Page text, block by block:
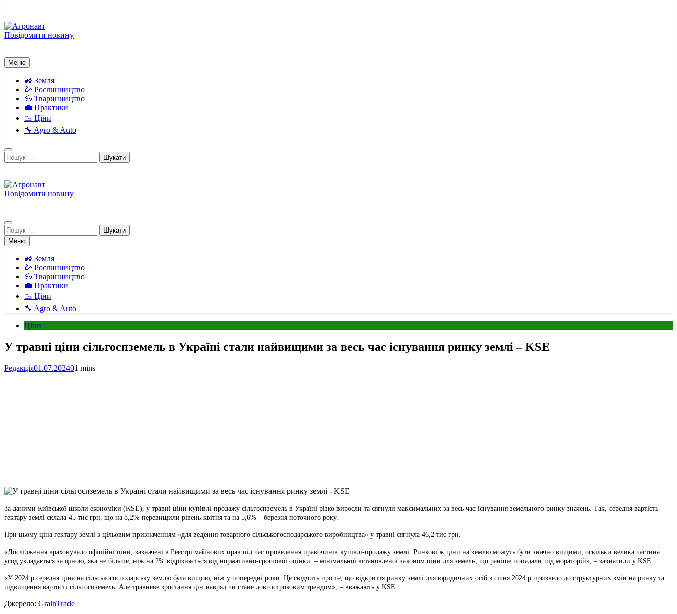
вмісту
Повідомити новину
Меню
🚜 Земля
🌽 Рослинництво
🐽 Тваринництво
💼 Практики
📉 Ціни
🔧 Agro & Auto
Пошук:
Повідомити новину
Пошук:
Меню
🚜 Земля
🌽 Рослинництво
🐽 Тваринництво
💼 Практики
📉 Ціни
🔧 Agro & Auto
Ціни
У травні ціни сільгоспземель в Україні стали найвищими за весь час існування ринку землі – KSE
Редакція01.07.202401 mins
Link
Print
За даними Київської школи економіки (KSE), у травні ціни купівлі-продажу сільгоспземель в Україні різко виросли та сягнули максимальних за весь час існування земельного ринку значень. Так, середня вартість
гектару землі склала 45 тис грн, що на 8,2% перевищили рівень квітня та на 5,6% – березня поточного року.
При цьому ціна гектару землі з цільовим призначенням «для ведення товарного сільськогосподарського виробництва» у травні сягнула 46,2 тис грн.
«Дослідження враховувало офіційні ціни, зазначені в Реєстрі майнових прав під час проведення правочинів купівлі-продажу землі. Ринкові ж ціни на землю можуть бути значно вищими, оскільки велика частина
угод укладається за ціною, яка не більше, ніж на 2% відрізняється від нормативно-грошової оцінки – мінімальної встановленої законом ціни для земель, що раніше попадали під мораторій», – зазначили у KSE.
«У 2024 р середня ціна на сільськогосподарську землю була вищою, ніж у попередні роки. Це свідчить про те, що відкриття ринку землі для юридичних осіб з січня 2024 р призвело до структурних змін на ринку та
підвищення вартості сільгоспземель. Але травневе зростання цін навряд чи стане довгостроковим трендом», – вважають у KSE.
Джерело: GrainTrade